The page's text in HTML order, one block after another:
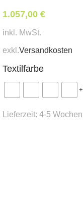
1.057,00 €
inkl. MwSt.
exkl.Versandkosten
Textilfarbe
Lieferzeit: 4-5 Wochen